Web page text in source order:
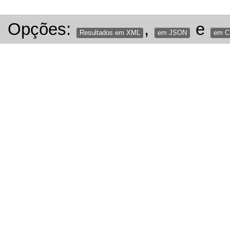
Opções: Resultados em XML , em JSON e em